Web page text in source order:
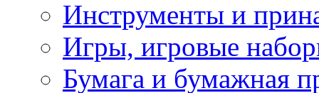
Инструменты и
Игры, игровые
Бумага и бумажная